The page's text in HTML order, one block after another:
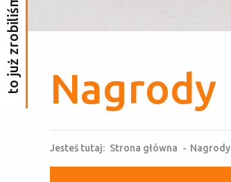
to już zrobiliśmy! Nagrody
Jesteś tutaj: Strona główna - Nagrody